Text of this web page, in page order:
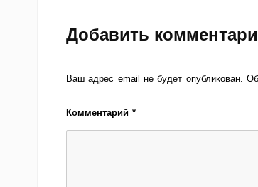
Добавить
Ваш адрес email не будет опубликован.
Комментарий*